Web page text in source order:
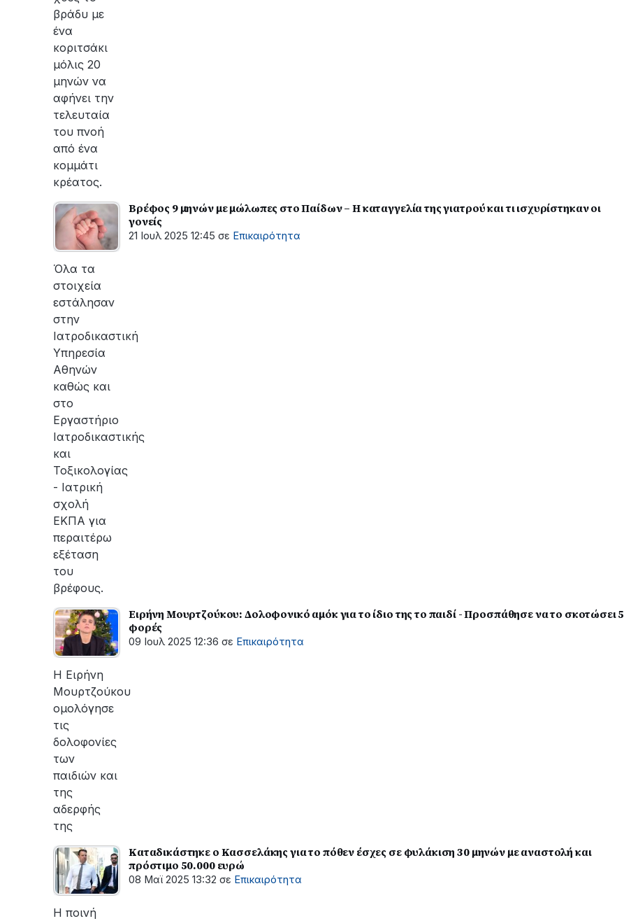
βράδυ με
ένα
κοριτσάκι
μόλις 20
μηνών να
αφήνει την
τελευταία
του πνοή
από ένα
κομμάτι
κρέατος.
Βρέφος 9 μηνών με μώλωπες στο Παίδων – Η καταγγελία της γιατρού και τι ισχυρίστηκαν οι
γονείς
21 Ιουλ 2025 12:45 σε Επικαιρότητα
Όλα τα
στοιχεία
εστάλησαν
στην
Ιατροδικαστική
Υπηρεσία
Αθηνών
καθώς και
στο
Εργαστήριο
Ιατροδικαστικής
και
Τοξικολογίας
- Ιατρική
σχολή
ΕΚΠΑ για
περαιτέρω
εξέταση
του
βρέφους.
Ειρήνη Μουρτζούκου: Δολοφονικό αμόκ για το ίδιο της το παιδί - Προσπάθησε να το σκοτώσει 5
φορές
09 Ιουλ 2025 12:36 σε Επικαιρότητα
H Ειρήνη
Μουρτζούκου
ομολόγησε
τις
δολοφονίες
των
παιδιών και
της
αδερφής
της
Καταδικάστηκε ο Κασσελάκης για το πόθεν έσχες σε φυλάκιση 30 μηνών με αναστολή και
πρόστιμο 50.000 ευρώ
08 Μαϊ 2025 13:32 σε Επικαιρότητα
Η ποινή